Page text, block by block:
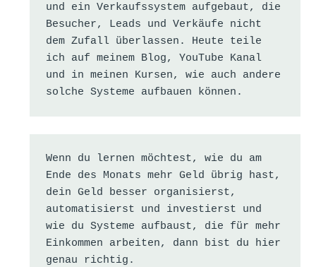
und ein Verkaufssystem aufgebaut, die
Besucher, Leads und Verkäufe nicht
dem Zufall überlassen. Heute teile
ich auf meinem Blog, YouTube Kanal
und in meinen Kursen, wie auch andere
solche Systeme aufbauen können.
Wenn du lernen möchtest, wie du am
Ende des Monats mehr Geld übrig hast,
dein Geld besser organisierst,
automatisierst und investierst und
wie du Systeme aufbaust, die für mehr
Einkommen arbeiten, dann bist du hier
genau richtig.